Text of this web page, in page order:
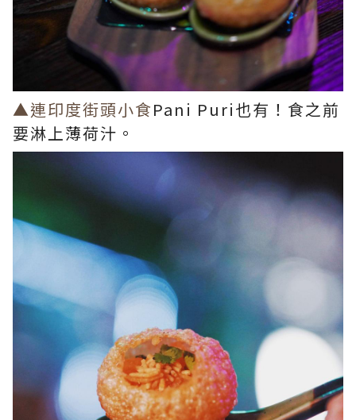
▲連印度街頭小食Pani Puri也有！食之前
要淋上薄荷汁。